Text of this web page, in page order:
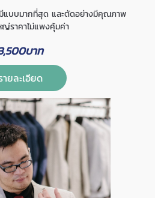
แบบมากที่สุด และตัดอย่างมีคุณภาพ
ญ่ราคาไม่แพงคุ้มค่า
บาท
ายละเอียด